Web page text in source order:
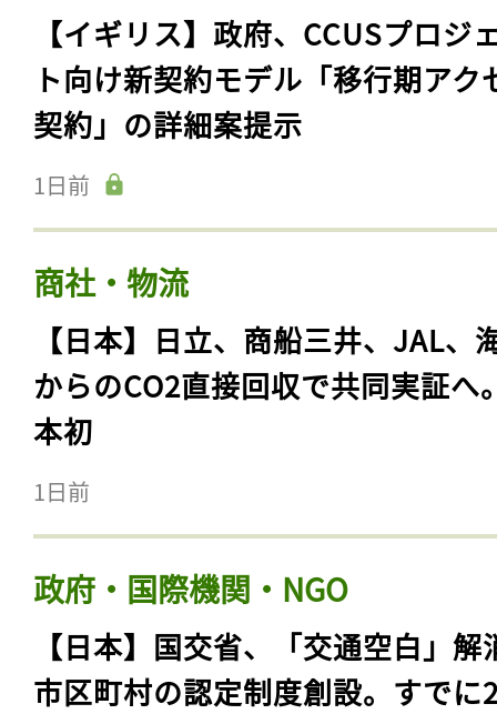
【イギリス】政府、CCUSプロジ
ト向け新契約モデル「移行期アク
契約」の詳細案提示
1日前
商社・物流
【日本】日立、商船三井、JAL、
からのCO2直接回収で共同実証へ
本初
1日前
政府・国際機関・NGO
【日本】国交省、「交通空白」解
市区町村の認定制度創設。すでに